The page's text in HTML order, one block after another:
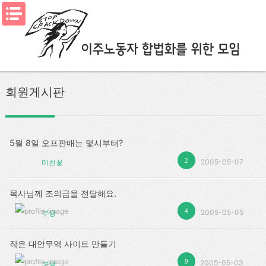
메뉴열기
회원게시판
5월 8일 오프판매는 몇시부터?
2
미친꽃 2005-05-07
목사님께 조의금을 전달해요.
4
부깽 2005-05-05
작은 대안무역 사이트 만들기
9
부깽 2005-05-03